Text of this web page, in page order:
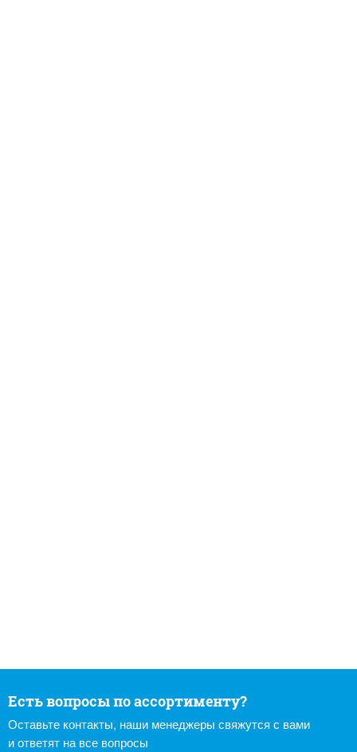
Есть вопросы по ассортименту?
Оставьте контакты, наши менеджеры свяжутся с вами
и ответят на все вопросы